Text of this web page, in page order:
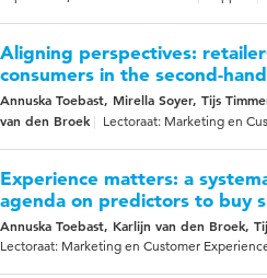
Aligning perspectives:
consumers in the second-
Annuska Toebast, Mirella Soyer, Tijs
van den Broek
Lectoraat: Marketing en
Experience matters: a
agenda on predictors to buy
Annuska Toebast, Karlijn van den Broek,
Lectoraat: Marketing en Customer